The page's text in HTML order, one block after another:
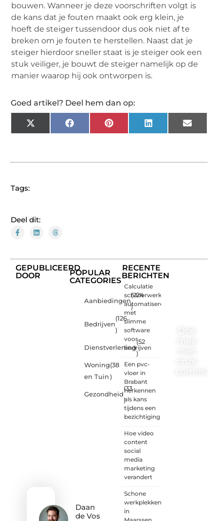
bouwen. Wanneer je deze voorschriften volgt is
de kans dat je fouten maakt ook erg klein, je
hoeft de steiger tussendoor dus ook niet af te
breken om je fouten te herstellen. Naast dat je
steiger hierdoor sneller staat is je steiger ook een
stuk veiliger, je bouwt de steiger namelijk op de
manier waarop hij ook ontworpen is.
Goed artikel? Deel hem dan op:
X
(Twitter)
Facebook Pinterest LinkedIn Email
Tags:
Deel dit:
GEPUBLICEERD
DOOR
Daan
de Vos
POPULAR
CATEGORIES
Aanbiedingen
(224
)
Bedrijven
(126
)
Dienstverlening
(52
)
Woning
en Tuin
(38
)
Gezondheid
(33
)
RECENTE
BERICHTEN
Calculatie
schilderwerk
automatiseren
met
slimme
software
voor
bedrijven
Een pvc-
vloer in
Brabant
herkennen
als kans
tijdens een
bezichtiging
Hoe video
content
social
media
marketing
verandert
Schone
werkplekken
in